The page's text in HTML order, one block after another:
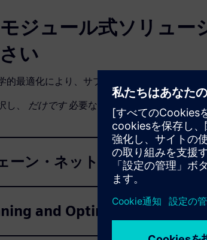
ジュール式ソリュー
い
的最適化により、サプライチェーンのレジリ
し、 だけです必要なモジュール：
ーン・ネットワークの可視化
and Optimization